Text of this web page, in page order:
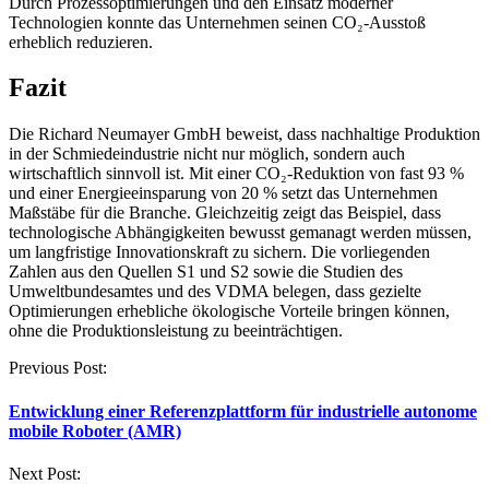
Technologien konnte das Unternehmen seinen CO₂-Ausstoß
erheblich reduzieren.
Fazit
Die Richard Neumayer GmbH beweist, dass nachhaltige Produktion
in der Schmiedeindustrie nicht nur möglich, sondern auch
wirtschaftlich sinnvoll ist. Mit einer CO₂-Reduktion von fast 93 %
und einer Energieeinsparung von 20 % setzt das Unternehmen
Maßstäbe für die Branche. Gleichzeitig zeigt das Beispiel, dass
technologische Abhängigkeiten bewusst gemanagt werden müssen,
um langfristige Innovationskraft zu sichern. Die vorliegenden
Zahlen aus den Quellen S1 und S2 sowie die Studien des
Umweltbundesamtes und des VDMA belegen, dass gezielte
Optimierungen erhebliche ökologische Vorteile bringen können,
ohne die Produktionsleistung zu beeinträchtigen.
Post
Previous Post:
Entwicklung einer Referenzplattform für industrielle autonome
mobile Roboter (AMR)
Next Post: